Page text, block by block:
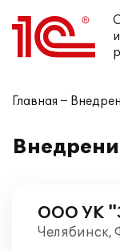
Главная
ООО УК
Челябинск,